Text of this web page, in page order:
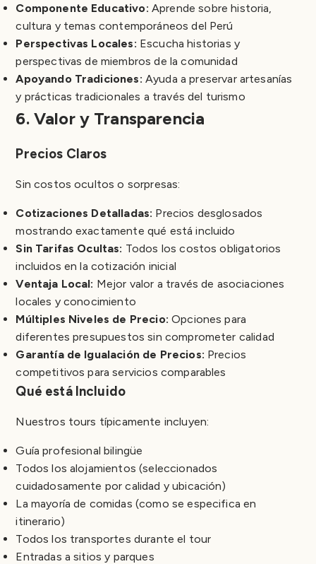
Componente Educativo: Aprende sobre historia,
cultura y temas contemporáneos del Perú
Perspectivas Locales: Escucha historias y
perspectivas de miembros de la comunidad
Apoyando Tradiciones: Ayuda a preservar artesanías
y prácticas tradicionales a través del turismo
6. Valor y Transparencia
Precios Claros
Sin costos ocultos o sorpresas:
Cotizaciones Detalladas: Precios desglosados
mostrando exactamente qué está incluido
Sin Tarifas Ocultas: Todos los costos obligatorios
incluidos en la cotización inicial
Ventaja Local: Mejor valor a través de asociaciones
locales y conocimiento
Múltiples Niveles de Precio: Opciones para
diferentes presupuestos sin comprometer calidad
Garantía de Igualación de Precios: Precios
competitivos para servicios comparables
Qué está Incluido
Nuestros tours típicamente incluyen:
Guía profesional bilingüe
Todos los alojamientos (seleccionados
cuidadosamente por calidad y ubicación)
La mayoría de comidas (como se especifica en
itinerario)
Todos los transportes durante el tour
Entradas a sitios y parques